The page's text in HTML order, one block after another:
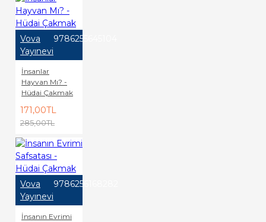
Vova
Yayınevi
9786255645104
İnsanlar
Hayvan Mı? -
Hüdai Çakmak
171,00TL
285,00TL
Vova
Yayınevi
9786256168282
İnsanın Evrimi